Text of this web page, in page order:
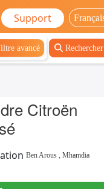
Support
avancé Rechercher
Citroën
Ben Arous ,Mhamdia